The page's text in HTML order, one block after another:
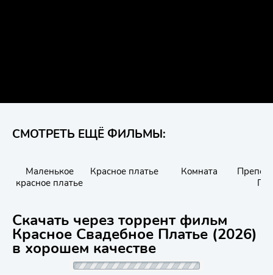
СМОТРЕТЬ ЕЩЁ ФИЛЬМЫ:
Маленькое
красное платье
Красное платье Комната
Скачать через торрент фильм
Красное Свадебное Платье (2026)
в хорошем качестве